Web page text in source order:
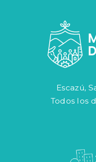
Escazú,
Todos los